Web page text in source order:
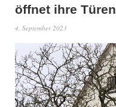
öffnet ihre Türen
4. September 2023